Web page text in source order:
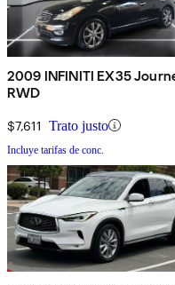
2009 INFINITI EX35
RWD
$7,611 Trato justo
Incluye tarifas de conc.